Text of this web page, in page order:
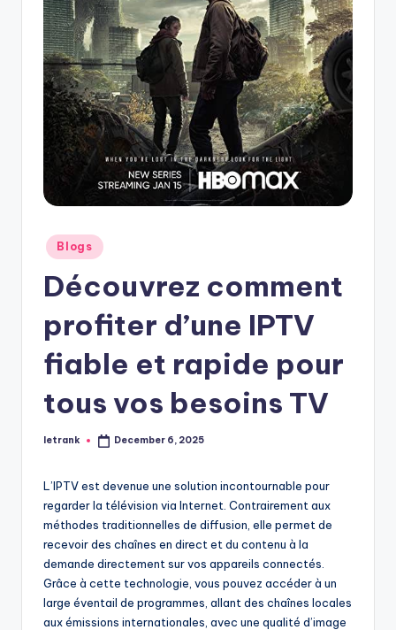
Posted
in
Blogs
Découvrez comment
profiter d’une IPTV
fiable et rapide pour
tous vos besoins TV
Posted
letrank December 6, 2025
L’IPTV est devenue une solution incontournable pour
regarder la télévision via Internet. Contrairement aux
méthodes traditionnelles de diffusion, elle permet de
recevoir des chaînes en direct et du contenu à la
demande directement sur vos appareils connectés.
Grâce à cette technologie, vous pouvez accéder à un
large éventail de programmes, allant des chaînes locales
aux émissions internationales, avec une qualité d’image